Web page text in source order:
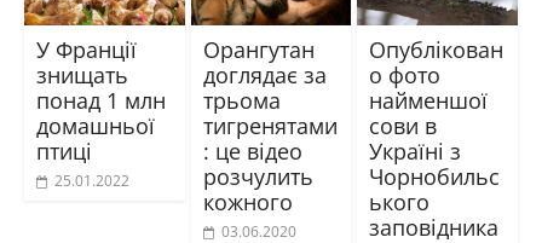
У Франції
знищать
понад 1 млн
домашньої
птиці
25.01.2022
Орангутан
доглядає за
трьома
тигренятами
: це відео
розчулить
кожного
03.06.2020
Опублікован
о фото
найменшої
сови в
Україні з
Чорнобильс
ького
заповідника